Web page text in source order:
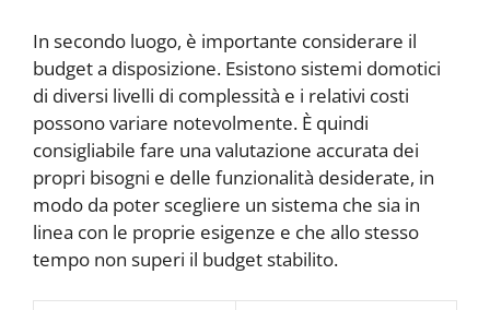
In secondo luogo, è importante considerare il
budget a disposizione. Esistono sistemi domotici
di diversi livelli di complessità e i relativi costi
possono variare notevolmente. È quindi
consigliabile fare una valutazione accurata dei
propri bisogni e delle funzionalità desiderate, in
modo da poter scegliere un sistema che sia in
linea con le proprie esigenze e che allo stesso
tempo non superi il budget stabilito.